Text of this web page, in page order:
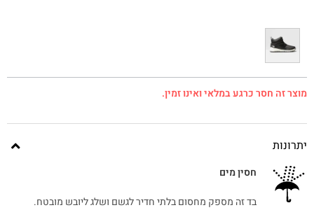
מוצר זה חסר כרגע במלאי ואינו זמין.
יתרונות
חסין מים
בד זה מספק מחסום בלתי חדיר לגשם ושלג ליובש מובטח.